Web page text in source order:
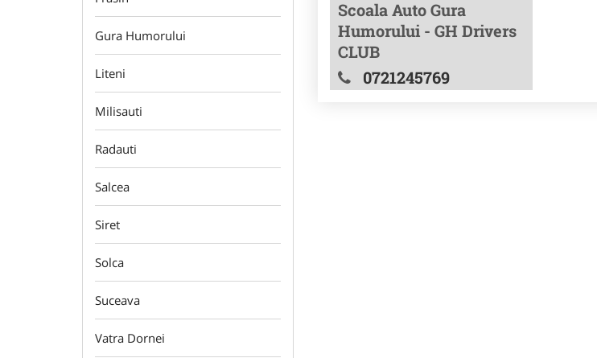
Gura Humorului
Liteni
Milisauti
Radauti
Salcea
Siret
Solca
Suceava
Vatra Dornei
Scoala Auto Gura
Humorului - GH Drivers
CLUB
0721245769